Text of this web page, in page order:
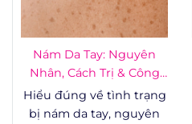
Nám Da Tay: Nguyên
Nhân, Cách Trị & Công
Nghệ
Hiểu đúng về tình trạng
bị nám da tay, nguyên